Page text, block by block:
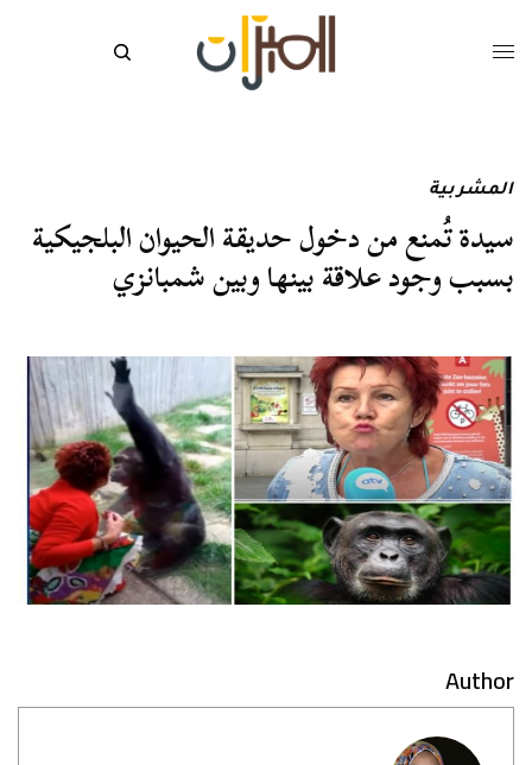
المشربية
سيدة تُمنع من دخول حديقة الحيوان البلجيكية
بسبب وجود علاقة بينها وبين شمبانزي
Author